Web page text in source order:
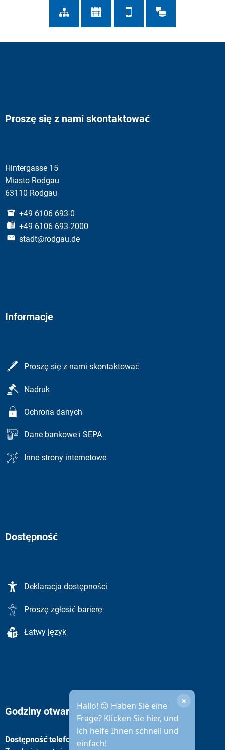
Proszę się z nami skontaktować
Hintergasse 15
Miasto Rodgau
63110 Rodgau
+49 6106 693-0
+49 6106 693-2000
stadt@rodgau.de
Informacje
Proszę się z nami skontaktować
Nadruk
Ochrona danych
Dane bankowe i SEPA
Inne strony internetowe
Dostępność
Deklaracja dostępności
Proszę zgłosić barierę
Łatwy język
Hallo! 😊 Haben Sie eine
Frage? Klicken Sie hier, und
ich helfe Ihnen schnell und
einfach!
×
Godziny otwarcia administracji miejskiej
Dostępność telefoniczna